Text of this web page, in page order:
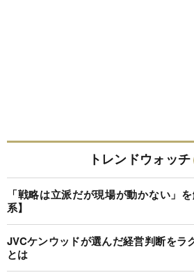
トレンドウォッチ
「戦略は立派だが現場が動かない」
系】
JVCケンウッドが選んだ経営判断をラ
とは